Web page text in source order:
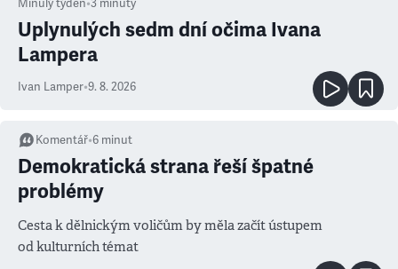
Minulý týden•3 minuty
Uplynulých sedm dní očima Ivana
Lampera
Ivan Lamper•9. 8. 2026
Komentář•6 minut
Demokratická strana řeší špatné
problémy
Cesta k dělnickým voličům by měla začít ústupem
od kulturních témat